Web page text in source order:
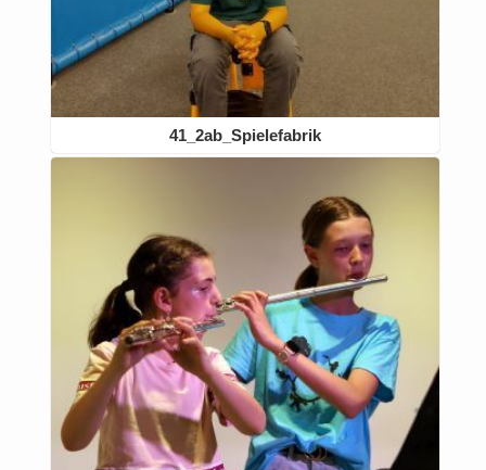
41_2ab_Spielefabrik